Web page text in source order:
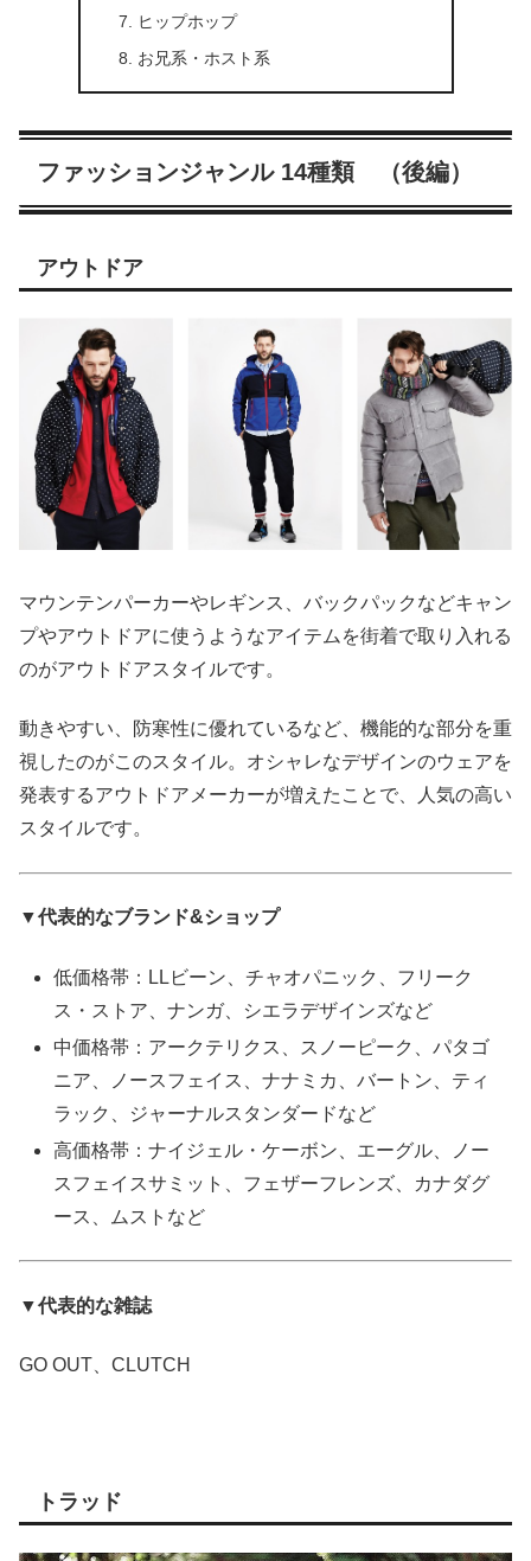
ヒップホップ
お兄系・ホスト系
ファッションジャンル 14種類 （後編）
アウトドア
マウンテンパーカーやレギンス、バックパックなどキャン
プやアウトドアに使うようなアイテムを街着で取り入れる
のがアウトドアスタイルです。
動きやすい、防寒性に優れているなど、機能的な部分を重
視したのがこのスタイル。オシャレなデザインのウェアを
発表するアウトドアメーカーが増えたことで、人気の高い
スタイルです。
▼代表的なブランド&ショップ
低価格帯：LLビーン、チャオパニック、フリーク
ス・ストア、ナンガ、シエラデザインズなど
中価格帯：アークテリクス、スノーピーク、パタゴ
ニア、ノースフェイス、ナナミカ、バートン、ティ
ラック、ジャーナルスタンダードなど
高価格帯：ナイジェル・ケーボン、エーグル、ノー
スフェイスサミット、フェザーフレンズ、カナダグ
ース、ムストなど
▼代表的な雑誌
GO OUT、CLUTCH
トラッド